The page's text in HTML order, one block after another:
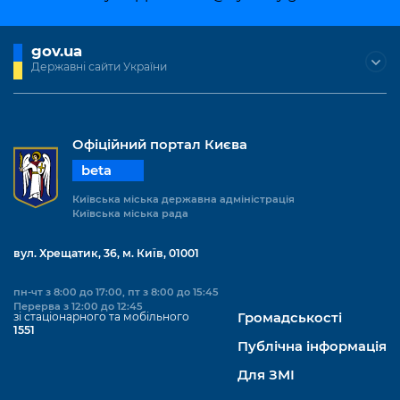
Підприємства, установи, організації
Безбар'єрність
Київська міська військова адміністрація
Портал Захисників та Захисниць
Безбар'єрність
Міський застосунок Київ Цифровий
Важливе під час воєнного стану
Важливе під час воєнного стану
Портал даних Києва
Публічні дашборди
gov.ua
Державні сайти України
Офіційний портал Києва
beta
Київська міська державна адміністрація
Київська міська рада
вул. Хрещатик, 36, м. Київ, 01001
пн-чт з 8:00 до 17:00, пт з 8:00 до 15:45
Перерва з 12:00 до 12:45
зі стаціонарного та мобільного
1551
Громадськості
Публічна інформація
Для ЗМІ